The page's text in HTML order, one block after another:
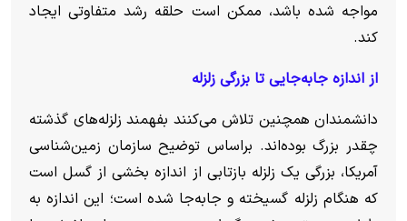
مواجه شده باشد، ممکن است حلقه رشد متفاوتی ایجاد
کند.
از اندازه جابه‌جایی تا بزرگی زلزله
دانشمندان همچنین تلاش می‌کنند بفهمند زلزله‌های گذشته
چقدر بزرگ بوده‌اند. براساس توضیح سازمان زمین‌شناسی
آمریکا، بزرگی یک زلزله بازتابی از اندازه بخشی از گسل است
که هنگام زلزله گسیخته و جابه‌جا شده است؛ این اندازه به